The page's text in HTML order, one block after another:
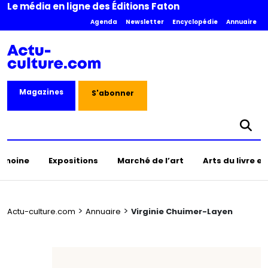
Le média en ligne des Éditions Faton
Agenda Newsletter Encyclopédie Annuaire
Magazines S'abonner
Expositions Marché de l’art Arts du livre
Actu-culture.com > Annuaire > Virginie Chuimer-Layen